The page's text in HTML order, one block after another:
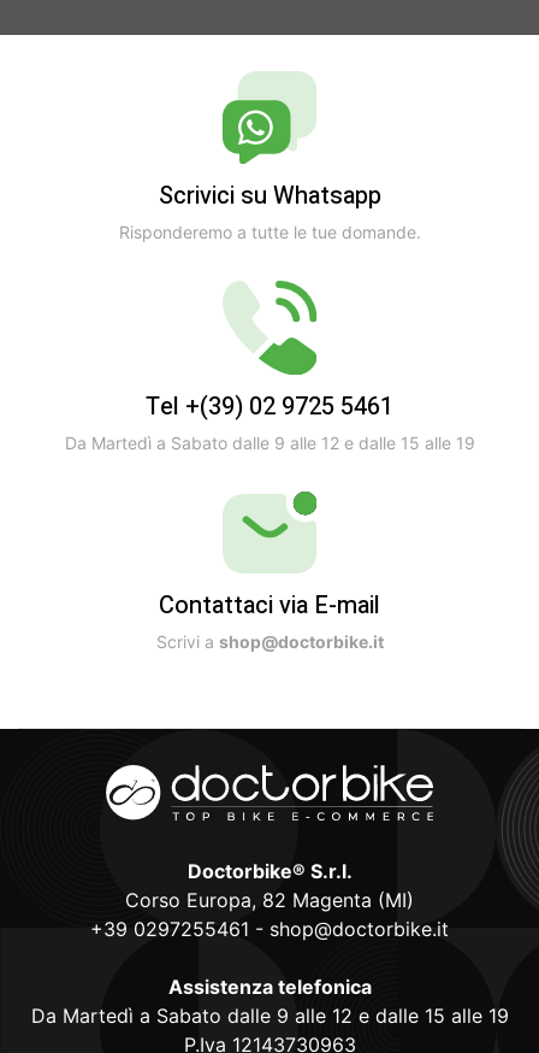
Scrivici su Whatsapp
Risponderemo a tutte le tue domande.
Tel +(39) 02 9725 5461
Da Martedì a Sabato dalle 9 alle 12 e dalle 15 alle 19
Contattaci via E-mail
Scrivi a shop@doctorbike.it
Doctorbike® S.r.l.
Corso Europa, 82 Magenta (MI)
+39 0297255461 - shop@doctorbike.it
Assistenza telefonica
Da Martedì a Sabato dalle 9 alle 12 e dalle 15 alle 19
P.Iva 12143730963